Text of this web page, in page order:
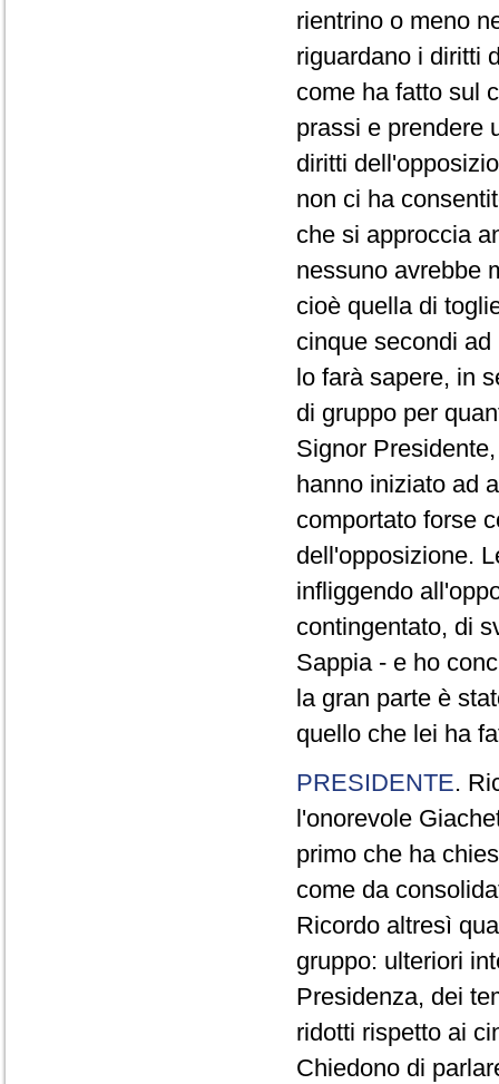
rientrino o meno
riguardano i diritti
come ha fatto sul
prassi e prendere
diritti
non ci ha
che si approccia
nessuno avrebbe
cioè quella di
cinque secondi
lo farà sapere, in
di gruppo per
Signor
hanno iniziato ad
comportato forse
dell'opposizione.
infliggendo
contingentato, di
Sappia - e ho
la gran parte è
quello che lei ha
PRESIDENTE.
l'onorevole
primo che ha
come da
Ricordo altresì
gruppo: ulteriori
Presidenza, dei
ridotti rispetto ai
Chiedono di